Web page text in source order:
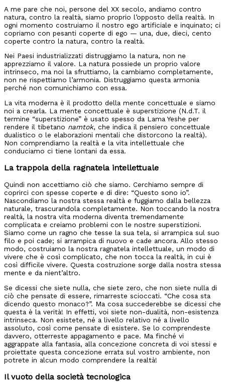
A me pare che noi, persone del XX secolo, andiamo contro
natura, contro la realtà, siamo proprio l’opposto della realtà. In
ogni momento costruiamo il nostro ego artificiale e inquinato; ci
copriamo con pesanti coperte di ego — una, due, dieci, cento
coperte contro la natura, contro la realtà.
Nei Paesi industrializzati distruggiamo la natura, non ne
apprezziamo il valore. La natura possiede un proprio valore
intrinseco, ma noi la sfruttiamo, la cambiamo completamente,
non ne rispettiamo l’armonia. Distruggiamo questa armonia
perché non comunichiamo con essa.
La vita moderna è il prodotto della mente concettuale e siamo
noi a crearla. La mente concettuale è superstizione (N.d.T. il
termine “superstizione” è usato spesso da Lama Yeshe per
rendere il tibetano namtok, che indica il pensiero concettuale
dualistico o le elaborazioni mentali che distorcono la realtà).
Non comprendiamo la realtà e la vita intellettuale che
conduciamo ci tiene lontani da essa.
La trappola della ragnatela intellettuale
Quindi non accettiamo ciò che siamo. Cerchiamo sempre di
coprirci con spesse coperte e di dire: “Questo sono io”.
Nascondiamo la nostra stessa realtà e fuggiamo dalla bellezza
naturale, trascurandola completamente. Non toccando la nostra
realtà, la nostra vita moderna diventa tremendamente
complicata e creiamo problemi con le nostre superstizioni.
Siamo come un ragno che tesse la sua tela, si arrampica sul suo
filo e poi cade; si arrampica di nuovo e cade ancora. Allo stesso
modo, costruiamo la nostra ragnatela intellettuale, un modo di
vivere che è così complicato, che non tocca la realtà, in cui è
così difficile vivere. Questa costruzione sorge dalla nostra stessa
mente e da nient’altro.
Se dicessi che siete nulla, che siete zero, che non siete nulla di
ciò che pensate di essere, rimarreste scioccati. “Che cosa sta
dicendo questo monaco?”. Ma cosa succederebbe se dicessi che
questa è la verità! In effetti, voi siete non-dualità, non-esistenza
intrinseca. Non esistete, né a livello relativo né a livello
assoluto, così come pensate di esistere. Se lo comprendeste
davvero, otterreste appagamento e pace. Ma finché vi
aggrappate alla fantasia, alla concezione concreta di voi stessi e
proiettate questa concezione errata sul vostro ambiente, non
potrete in alcun modo comprendere la realtà!
Il vuoto della società tecnologica